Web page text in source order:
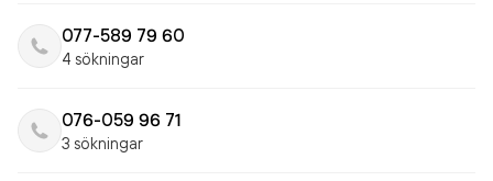
077-589 79 60
4 sökningar
076-059 96 71
3 sökningar